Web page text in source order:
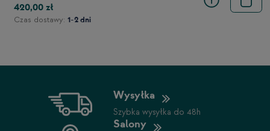
420,00 zł
Czas dostawy: 1-2 dni
Wysyłka
Szybka wysyłka do 48h
Salony